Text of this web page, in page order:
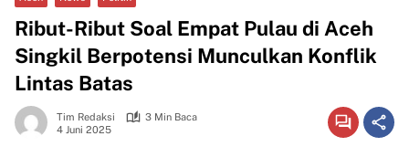
Ribut-Ribut Soal Empat Pulau di Aceh
Singkil Berpotensi Munculkan Konflik
Lintas Batas
Tim Redaksi
3 Min Baca
4 Juni 2025